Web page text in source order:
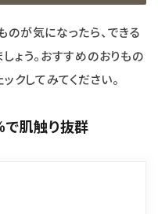
が気になったら、できる
ょう。おすすめのおりもの
クしてみてください。
で肌触り抜群